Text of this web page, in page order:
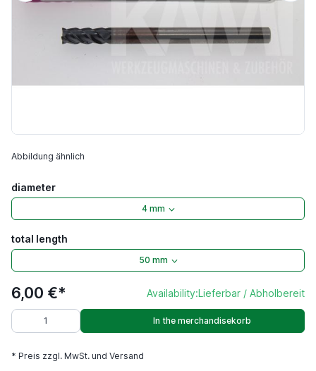
Abbildung ähnlich
diameter
4 mm
total length
50 mm
6,00 €* Availability:Lieferbar / Abholbereit
In the merchandisekorb
* Preis zzgl. MwSt. und Versand